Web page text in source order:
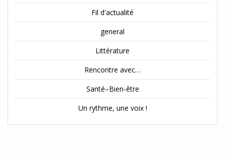
Fil d'actualité
general
Littérature
Rencontre avec…
Santé–Bien-être
Un rythme, une voix !